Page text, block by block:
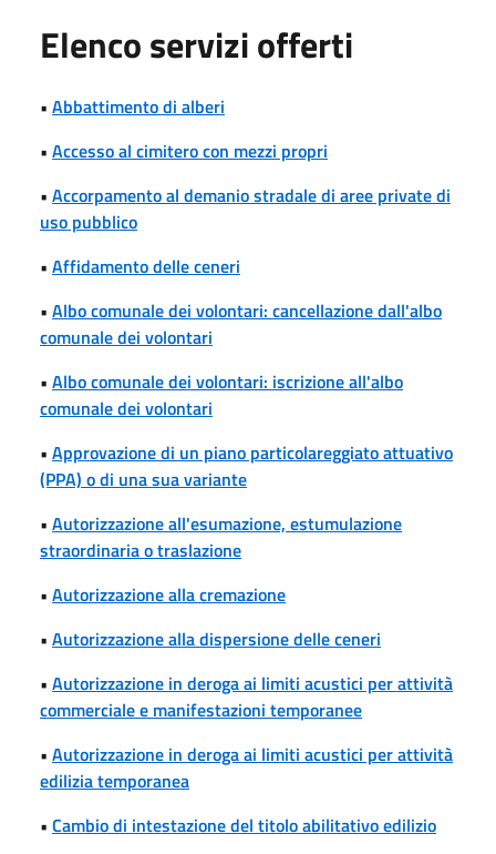
Elenco servizi offerti
• Abbattimento di alberi
• Accesso al cimitero con mezzi propri
• Accorpamento al demanio stradale di aree private di
uso pubblico
• Affidamento delle ceneri
• Albo comunale dei volontari: cancellazione dall'albo
comunale dei volontari
• Albo comunale dei volontari: iscrizione all'albo
comunale dei volontari
• Approvazione di un piano particolareggiato attuativo
(PPA) o di una sua variante
• Autorizzazione all'esumazione, estumulazione
straordinaria o traslazione
• Autorizzazione alla cremazione
• Autorizzazione alla dispersione delle ceneri
• Autorizzazione in deroga ai limiti acustici per attività
commerciale e manifestazioni temporanee
• Autorizzazione in deroga ai limiti acustici per attività
edilizia temporanea
• Cambio di intestazione del titolo abilitativo edilizio